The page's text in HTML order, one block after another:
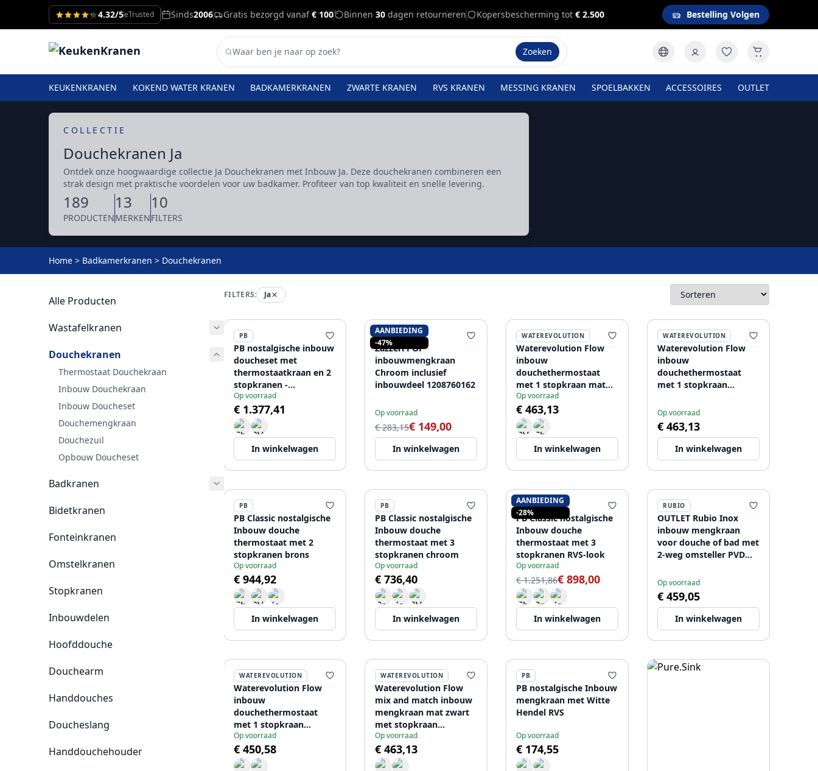
4.32/5eTrusted Sinds2006 Gratis bezorgd vanaf€ 100 Binnen 30 dagen retourneren Kopersbescherming tot € 2.500 Bestelling Volgen
Zoeken
KEUKENKRANEN KOKEND WATER KRANEN BADKAMERKRANEN ZWARTE KRANEN RVS KRANEN MESSING KRANEN SPOELBAKKEN ACCESSOIRES OUTLET
COLLECTIE
Douchekranen Ja
Ontdek onze hoogwaardige collectie Ja Douchekranen met Inbouw Ja. Deze douchekranen combineren een
strak design met praktische voordelen voor uw badkamer. Profiteer van top kwaliteit en snelle levering.
189
PRODUCTEN
13
MERKEN
10
FILTERS
Home > Badkamerkranen > Douchekranen
Alle Producten
Wastafelkranen
Douchekranen
Thermostaat Douchekraan
Inbouw Douchekraan
Inbouw Doucheset
Douchemengkraan
Douchezuil
Opbouw Doucheset
Badkranen
Bidetkranen
Fonteinkranen
Omstelkranen
Stopkranen
Inbouwdelen
Hoofddouche
Douchearm
Handdouches
Doucheslang
Handdouchehouder
FILTERS: Ja
PB
PB nostalgische inbouw
doucheset met
thermostaatkraan en 2
stopkranen -
handdouche -
regendouche 200mm -
Brons
Op voorraad
€ 1.377,41
In winkelwagen
AANBIEDING
-47%
ZAZZERI
Zazzeri POP
inbouwmengkraan
Chroom inclusief
inbouwdeel 1208760162
Op voorraad
€ 283,15€ 149,00
In winkelwagen
WATEREVOLUTION
Waterevolution Flow
inbouw
douchethermostaat
met 1 stopkraan mat
zwart 1208920977
Op voorraad
€ 463,13
In winkelwagen
WATEREVOLUTION
Waterevolution Flow
inbouw
douchethermostaat
met 1 stopkraan
Op voorraad
€ 463,13
In winkelwagen
PB
PB Classic nostalgische
Inbouw douche
thermostaat met 2
stopkranen brons
Op voorraad
€ 944,92
In winkelwagen
PB
PB Classic nostalgische
Inbouw douche
thermostaat met 3
stopkranen chroom
Op voorraad
€ 736,40
In winkelwagen
AANBIEDING
-28%
PB
PB Classic nostalgische
Inbouw douche
thermostaat met 3
stopkranen RVS-look
Op voorraad
€ 1.251,86€ 898,00
In winkelwagen
RUBIO
OUTLET Rubio Inox
inbouw mengkraan
voor douche of bad met
2-weg omsteller PVD
1208920713 Laatste
Product
Op voorraad
€ 459,05
In winkelwagen
WATEREVOLUTION
Waterevolution Flow
inbouw
douchethermostaat
met 1 stopkraan
chroom 1208920980
Op voorraad
€ 450,58
WATEREVOLUTION
Waterevolution Flow
mix and match inbouw
mengkraan mat zwart
met stopkraan
1208957063
Op voorraad
€ 463,13
PB
PB nostalgische Inbouw
mengkraan met Witte
Hendel RVS
Op voorraad
€ 174,55